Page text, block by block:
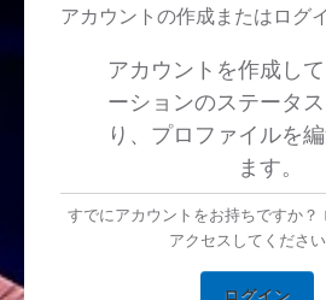
アカウントの作成またはログ
アカウントを作成し
ーションのステータ
り、プロファイルを
ます。
すでにアカウントをお持ちですか？
アクセスしてくださ
ログイン